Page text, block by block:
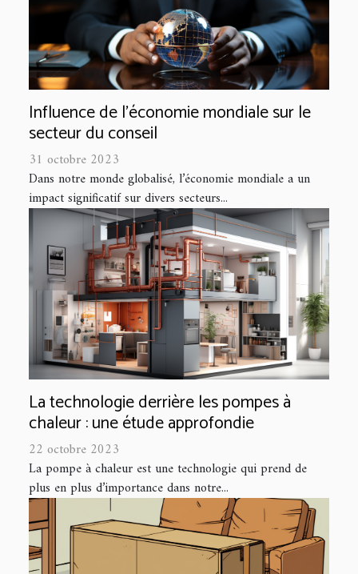
Influence de l'économie mondiale sur le
secteur du conseil
31 octobre 2023
Dans notre monde globalisé, l’économie mondiale a un
impact significatif sur divers secteurs...
La technologie derrière les pompes à
chaleur : une étude approfondie
22 octobre 2023
La pompe à chaleur est une technologie qui prend de
plus en plus d’importance dans notre...